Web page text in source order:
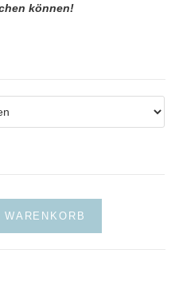
können!